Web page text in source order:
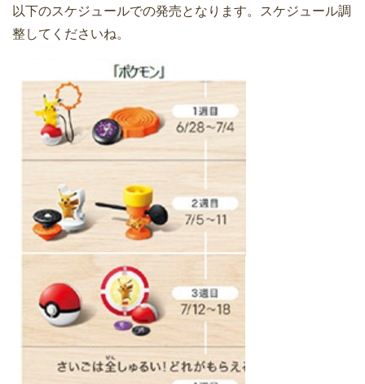
以下のスケジュールでの発売となります。スケジュール調
整してくださいね。